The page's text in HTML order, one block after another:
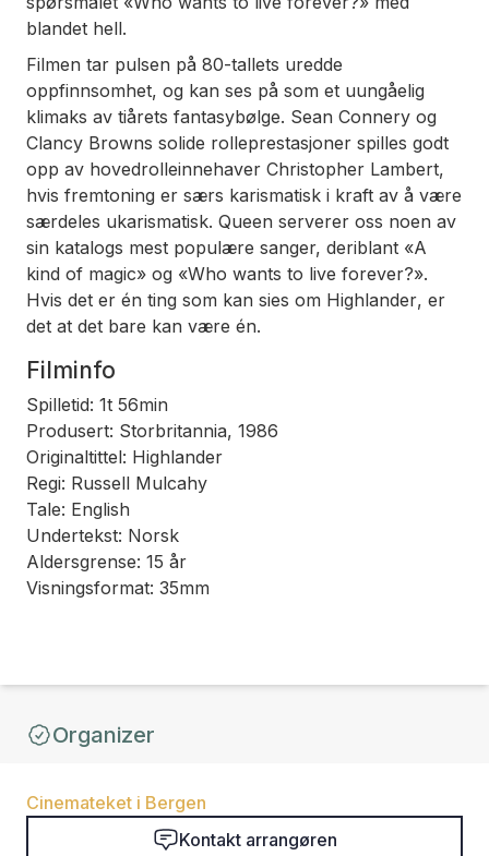
blandet hell.
Filmen tar pulsen på 80-tallets uredde
oppfinnsomhet, og kan ses på som et uungåelig
klimaks av tiårets fantasybølge. Sean Connery og
Clancy Browns solide rolleprestasjoner spilles godt
opp av hovedrolleinnehaver Christopher Lambert,
hvis fremtoning er særs karismatisk i kraft av å være
særdeles ukarismatisk. Queen serverer oss noen av
sin katalogs mest populære sanger, deriblant «A
kind of magic» og «Who wants to live forever?».
Hvis det er én ting som kan sies om Highlander, er
det at det bare kan være én.
Filminfo
Spilletid: 1t 56min
Produsert: Storbritannia, 1986
Originaltittel: Highlander
Regi: Russell Mulcahy
Tale: English
Undertekst: Norsk
Aldersgrense: 15 år
Visningsformat: 35mm
Organizer
Cinemateket i Bergen
Kontakt arrangøren